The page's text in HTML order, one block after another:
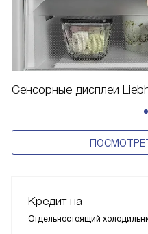
Сенсорные дисплеи
Кредит на
Отдельностоящий